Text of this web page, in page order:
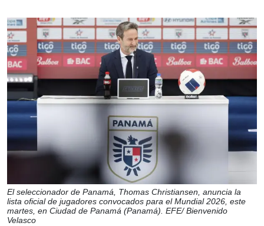
El seleccionador de Panamá, Thomas Christiansen, anuncia la
lista oficial de jugadores convocados para el Mundial 2026, este
martes, en Ciudad de Panamá (Panamá). EFE/ Bienvenido
Velasco